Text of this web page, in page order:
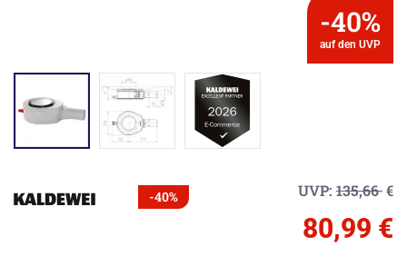
-40%
auf den UVP
-40% UVP: 135,66€
80,99 €